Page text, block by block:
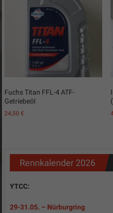
Fuchs Titan FFL-4 ATF-
Getriebeöl
24,50 €
Rennkalender 2026
YTCC:
29-31.05. – Nürburgring